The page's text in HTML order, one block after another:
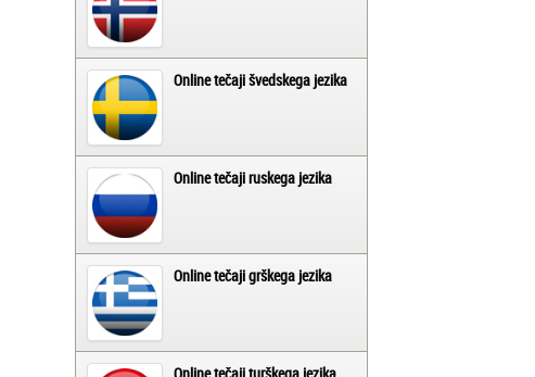
Online tečaji švedskega jezika
Online tečaji ruskega jezika
Online tečaji grškega jezika